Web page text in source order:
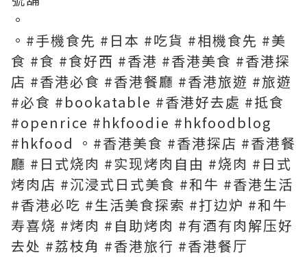
。
。#手機食先 #日本 #吃貨 #相機食先 #美
食 #食 #食好西 #香港 #香港美食 #香港探
店 #香港必食 #香港餐廳 #香港旅遊 #旅遊
#必食 #bookatable #香港好去處 #抵食
#openrice #hkfoodie #hkfoodblog
#hkfood 。#香港美食 #香港探店 #香港餐
廳 #日式烧肉 #实现烤肉自由 #烧肉 #日式
烤肉店 #沉浸式日式美食 #和牛 #香港生活
#香港必吃 #生活美食探索 #打边炉 #和牛
寿喜烧 #烤肉 #自助烤肉 #有酒有肉解压好
去处 #荔枝角 #香港旅行 #香港餐厅